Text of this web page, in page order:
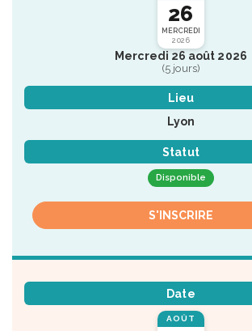
26
MERCREDI
2026
Mercredi 26 août 2026
(5 jours)
Lieu
Lyon
Statut
Disponible
S'INSCRIRE
Date
AOÛT